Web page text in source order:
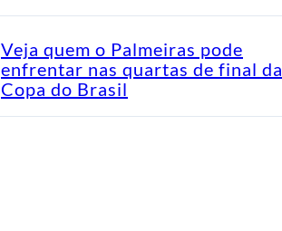
Veja quem o Palmeiras pode
enfrentar nas quartas de final da
Copa do Brasil